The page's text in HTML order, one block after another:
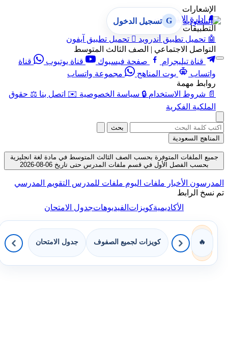
الإشعارات
🔔 إدارة الإشعارات
التطبيقات
🤖 تحميل تطبيق أندرويد  تحميل تطبيق آيفون
التواصل الاجتماعي | الصف الثالث المتوسط
قناة تيليجرام
صفحة فيسبوك قناة يوتيوب
قناة
واتساب
بوت المناهج
مجموعة واتساب
روابط مهمة
📄 شروط الاستخدام 🔒 سياسة الخصوصية ✉️ اتصل بنا ⚖️ حقوق
الملكية الفكرية
G تسجيل الدخول
بحث
المناهج السعودية
جميع الملفات المتوفرة بحسب الصف الثالث المتوسط في مادة لغة انجليزية
بحسب الفصل الأول في قسم ملفات المدرس حتى تاريخ 06-08-2026
المدرسون الأخبار ملفات اليوم ملفات للمدرس التقويم المدرسي
تم نسخ الرابط
الأكاديميةكويزاتالفيديوهاتجدول الامتحان
🔥 كويزات لجميع الصفوف جدول الامتحان